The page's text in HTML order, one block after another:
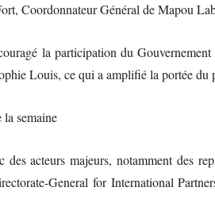
Coordonnateur Général de Mapou
la participation du Gouvernement
Louis, ce qui a amplifié la portée du
la semaine
des acteurs majeurs, notamment des
General for International